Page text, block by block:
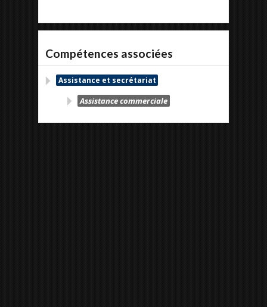
Compétences associées
Assistance et secrétariat
Assistance commerciale